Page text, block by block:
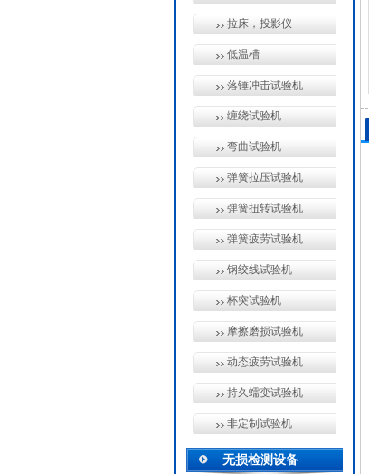
拉床，投影仪
低温槽
落锤冲击试验机
缠绕试验机
弯曲试验机
弹簧拉压试验机
弹簧扭转试验机
弹簧疲劳试验机
钢绞线试验机
杯突试验机
摩擦磨损试验机
动态疲劳试验机
持久蠕变试验机
非定制试验机
无损检测设备